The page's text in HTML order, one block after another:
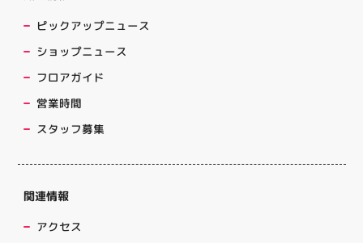
ピックアップニュース
ショップニュース
フロアガイド
営業時間
スタッフ募集
関連情報
アクセス